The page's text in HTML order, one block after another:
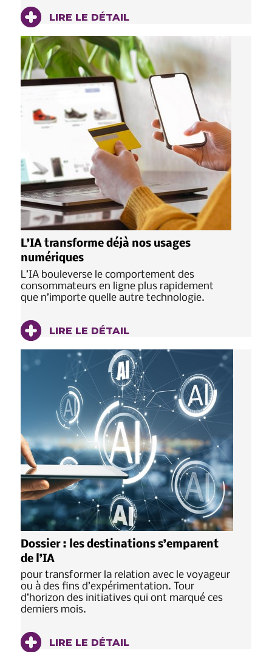
LIRE LE DÉTAIL
L’IA transforme déjà nos usages
numériques
L’IA bouleverse le comportement des
consommateurs en ligne plus rapidement
que n’importe quelle autre technologie.
LIRE LE DÉTAIL
Dossier : les destinations s’emparent
de l’IA
pour transformer la relation avec le voyageur
ou à des fins d’expérimentation. Tour
d’horizon des initiatives qui ont marqué ces
derniers mois.
LIRE LE DÉTAIL